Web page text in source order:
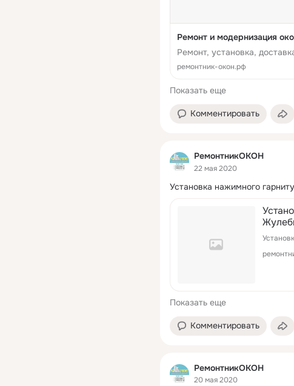
Ремонт и модернизация
Ремонт, установка,
ремонтник-окон.рф
Показать еще
Комментировать
РемонтникОКОН
22 мая 2020
Установка нажимного
Показать еще
Комментировать
РемонтникОКОН
20 мая 2020